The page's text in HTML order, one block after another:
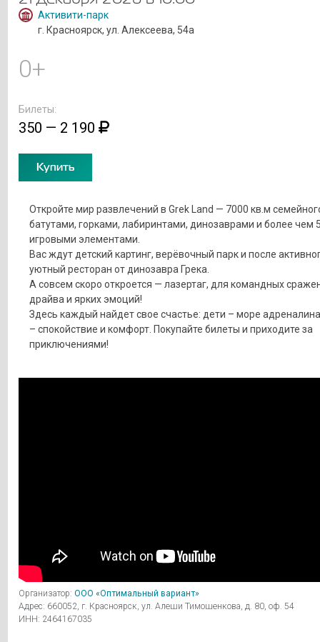
Активити-парк
г. Красноярск, ул. Алексеева, 54а
0+
Билеты:
350 — 2 190
Купить
Откройте мир развлечений в Grek Land — 7000 кв.м
батутами, горками, лабиринтами, динозаврами и более чем
игровыми элементами.
Вас ждут детский картинг, верёвочный парк и после
уютный ресторан от динозавра Грека.
А совсем скоро откроется — лазертаг, для командных
драйва и ярких эмоций!
Здесь каждый найдет свое счастье: дети – море
– спокойствие и комфорт. Покупайте билеты и приходите за
приключениями!
Организатор: ООО «Оптимальный вариант»
Адрес: 660052, г. Красноярск, ул. Алеши Тимошенкова, д. 80, оф. 54
ИНН: 2464167035